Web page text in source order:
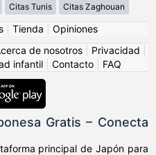
Citas Tunis Citas Zaghouan
Tienda
Opiniones
de nosotros Privacidad
infantil Contacto FAQ
Gratis – Conecta
principal de Japón para